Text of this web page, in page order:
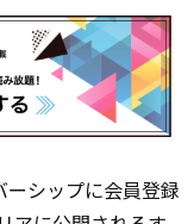
シップに会員登録